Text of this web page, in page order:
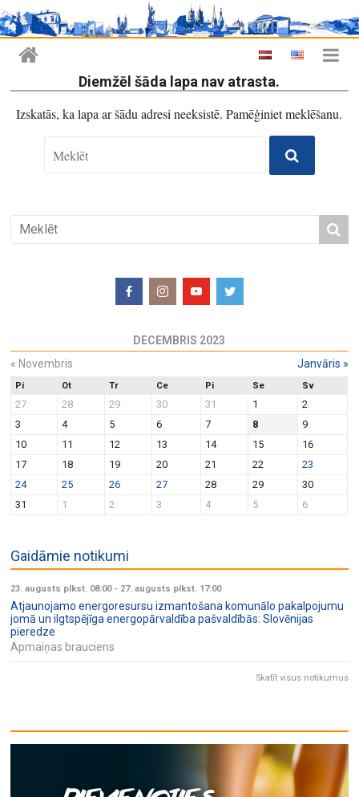
Diemžēl šāda lapa nav atrasta.
Izskatās, ka lapa ar šādu adresi neeksistē. Pamēģiniet meklēšanu.
DECEMBRIS 2023
« Novembris Janvāris »
Pi Ot Tr Ce Pi Se Sv
27 28 29 30 31 1
2
3
4 5 6 7 8
9
10
11 12 13 14 15
16
17
18 19 20 21 22
23
24
25 26 27 28 29
30
31
1 2 3 4 5 6
Gaidāmie notikumi
23. augusts plkst. 08:00- 27. augusts plkst. 17:00
Atjaunojamo energoresursu izmantošana komunālo pakalpojumu
jomā un ilgtspējīga energopārvaldība pašvaldībās: Slovēnijas
pieredze
Apmaiņas brauciens
Skatīt visus notikumus